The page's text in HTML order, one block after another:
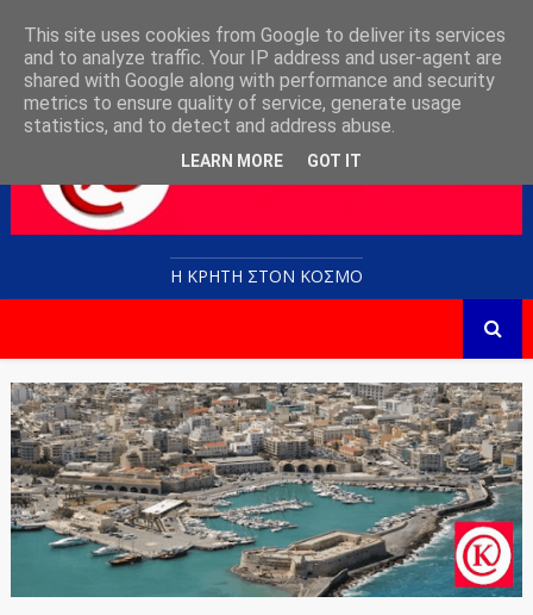
Η ΚΡΗΤΗ ΣΤΟN KOΣΜΟ
This site uses cookies from Google to deliver its services
and to analyze traffic. Your IP address and user-agent are
shared with Google along with performance and security
metrics to ensure quality of service, generate usage
statistics, and to detect and address abuse.
LEARN MORE GOT IT